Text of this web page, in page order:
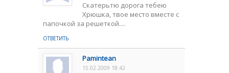
Скатерьтю дорога тебею
Хрюшка, твое место вместе с
папочкой за решеткой....
ОТВЕТИТЬ
Pamintean
15.02.2009 18:42